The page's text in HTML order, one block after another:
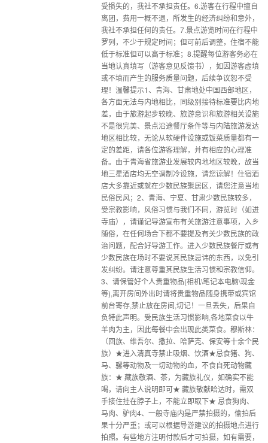
受损失的，我社不承担责任。6.游客在行程中擅自
离团，费用一概不退，所发生的经济纠纷和意外，
我社不承担任何的责任。7.景点游览时间在行程中
罗列，不少于规定时间；但可前后调整，住宿不能
低于标准但可以高于标准；8.提醒每位游客务必在
当地认真填写（游客意见反馈书），如因游客虚填
或不填而产生的服务质量问题，后续争议恕不受
理！温馨提示1、青海、甘肃地处中国西部地区，
各方面无法与内地相比，同级别接待标准要比内地
差，由于旅游起步较晚、旅游意识和旅游相关设施
不是很完美、景点沿途餐厅条件等与内陆旅游发达
地区相比较，无论从软硬件设施或饭菜质量都有一
定的差距，请各位游客理解，并有相应的心理准
备。由于青海省旅游业发展较内地地区较晚，故当
地三星酒店均无空调制冷设施，请您谅解！住宿酒
店大多靠近或就在少数民族聚居区，请您注意当地
民俗民风；2、青海、宁夏、甘肃少数民族较多，
受宗教影响，风俗习惯与我们不同，游览时（如进
寺庙），请谨记导游宣布有关旅游注意事项，入乡
随俗，在任何场合下都不要提及有关少数民族的政
治问题，配合好导游工作。进入少数民族餐厅或有
少数民族在场时不要说其民族忌讳的东西，以免引
发纠纷。请注意尊重其民族生活习惯和宗教信仰。
3、请保管好个人贵重物品(相机\笔记本电脑\现金
等),离开房间外出时请将贵重物品随身携带或宾馆
前台寄存,禁止放在房间,切记！一旦丢失，后果自
负特此声明。受民族生活习惯影响,各地菜食以牛
羊肉为主，因此每餐中会出现此类菜食。穆斯林：
（回族、维吾尔、撒拉、哈萨克、保安等十余个民
族）★进入清真寺禁止吸烟、饮酒★忌食猪、狗、
马、骡等动物及一切动物的血，不食自死动物藏
族：★ 藏族敬酒、茶，为藏族礼仪，如确实不能
喝，请向主人说明即可★ 藏族敬献哈达时，需双
手接住挂在脖子上，不能立即取下★ 忌食狗肉、
马肉、驴肉4、一般寺庙内是严禁拍摄的，偷拍后
果十分严重；或可以根据导游建议的拍摄地点进行
拍照。有些地方注明付款后才可拍摄，如有需要，